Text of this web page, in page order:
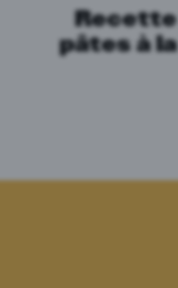
Recette
pâtes à